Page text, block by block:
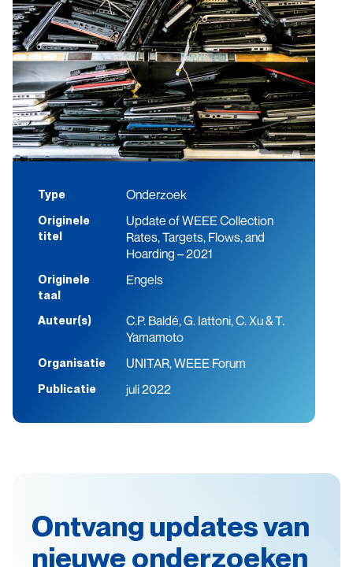
Type Onderzoek
Originele
titel
Update of WEEE Collection
Rates, Targets, Flows, and
Hoarding – 2021
Originele
taal
Engels
Auteur(s)
C.P. Baldé, G. Iattoni, C. Xu & T.
Yamamoto
Organisatie UNITAR, WEEE Forum
Publicatie juli 2022
Ontvang updates van
nieuwe onderzoeken